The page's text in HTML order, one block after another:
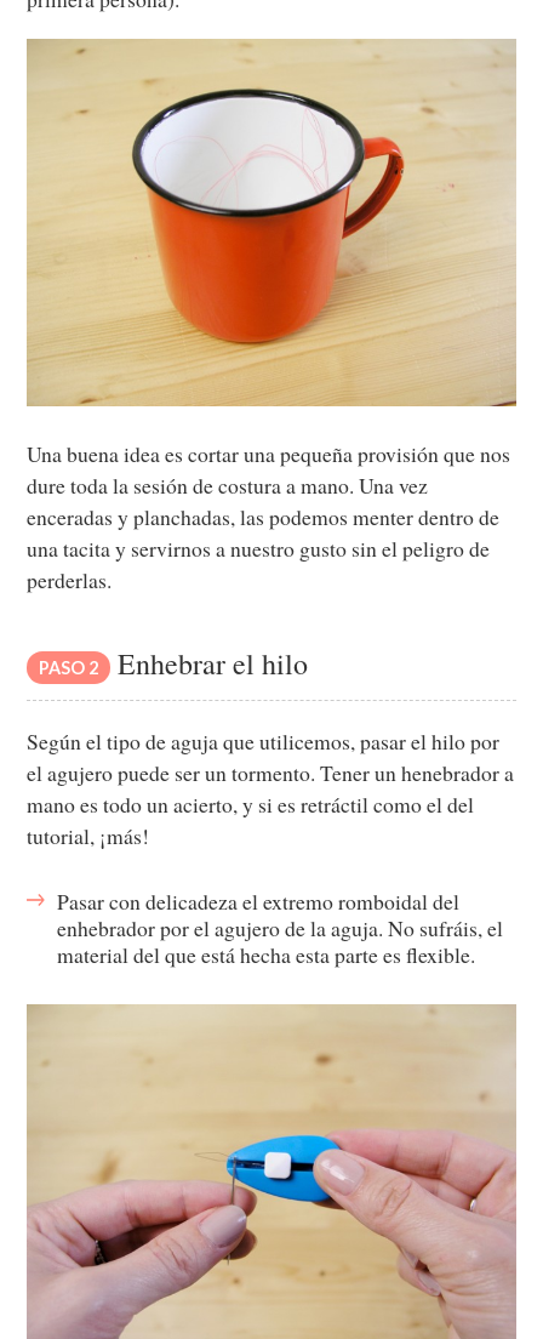
Una buena idea es cortar una pequeña provisión que nos
dure toda la sesión de costura a mano. Una vez
enceradas y planchadas, las podemos menter dentro de
una tacita y servirnos a nuestro gusto sin el peligro de
perderlas.
PASO 2 Enhebrar el hilo
Según el tipo de aguja que utilicemos, pasar el hilo por
el agujero puede ser un tormento. Tener un henebrador a
mano es todo un acierto, y si es retráctil como el del
tutorial, ¡más!
Pasar con delicadeza el extremo romboidal del
enhebrador por el agujero de la aguja. No sufráis, el
material del que está hecha esta parte es flexible.